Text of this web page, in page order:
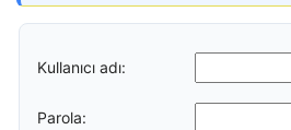
Kullanıcı adı:
Parola: